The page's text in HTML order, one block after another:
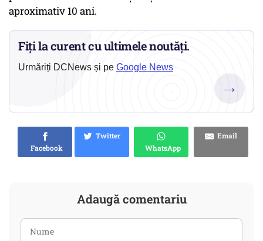
aproximativ 10 ani.
Fiți la curent cu ultimele noutăți.
Urmăriți DCNews și pe Google News
→
Facebook
Twitter
WhatsApp
Email
Adaugă comentariu